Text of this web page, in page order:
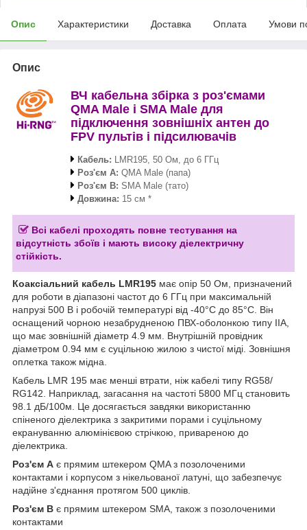
Опис Характеристики Доставка Оплата Умови
Опис
ВЧ кабельна збірка з роз'ємами
QMA Male і SMA Male для
підключення зовнішніх антен до
FPV пультів і підсилювачів
Кабель: LMR195, 50 Ом, до 6 ГГц
Роз'єм А: QMA Male (папа)
Роз'єм В: SMA Male (тато)
Довжина: 15 см *
Всі кабелі проходять повне тестування на
відсутність збоїв і мають високу діелектричну
стійкість.
Коаксіальний кабель LMR195 має опір 50 Ом, призначений
для роботи в діапазоні частот до 6 ГГц при максимальній
напрузі 500 В і робочій температурі від -40°C до 85°C. Він
оснащений чорною незабрудненою ПВХ-оболонкою типу IIA,
що має зовнішній діаметр 4.9 мм. Внутрішній провідник
діаметром 0.94 мм є суцільною жилою з чистої міді. Зовнішня
оплетка також мідна.
Кабель LMR 195 має менші втрати, ніж кабелі типу RG58/
RG142. Наприклад, загасання на частоті 5800 МГц становить
98.1 дБ/100м. Це досягається завдяки використанню
спіненого діелектрика з закритими порами і суцільному
екрануванню алюмінієвою стрічкою, привареною до
діелектрика.
Роз'єм A є прямим штекером QMA з позолоченими
контактами і корпусом з нікельованої латуні, що забезпечує
надійне з'єднання протягом 500 циклів.
Роз'єм B є прямим штекером SMA, також з позолоченими
контактами